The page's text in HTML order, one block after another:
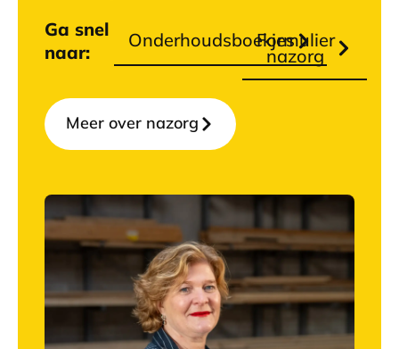
Ga snel
naar:
OnderhoudsboekjesFormulier
nazorg
Meer over nazorg